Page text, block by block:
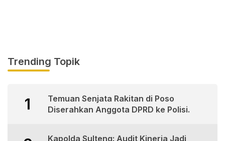
Trending Topik
1
Temuan Senjata Rakitan di Poso
Diserahkan Anggota DPRD ke Polisi.
Kapolda Sulteng: Audit Kinerja Jadi